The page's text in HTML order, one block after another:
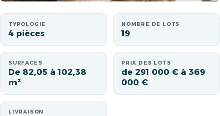
TYPOLOGIE
4 pièces
NOMBRE DE LOTS
19
SURFACES
De 82,05 à 102,38
m²
PRIX DES LOTS
de 291 000 € à 369
000 €
LIVRAISON